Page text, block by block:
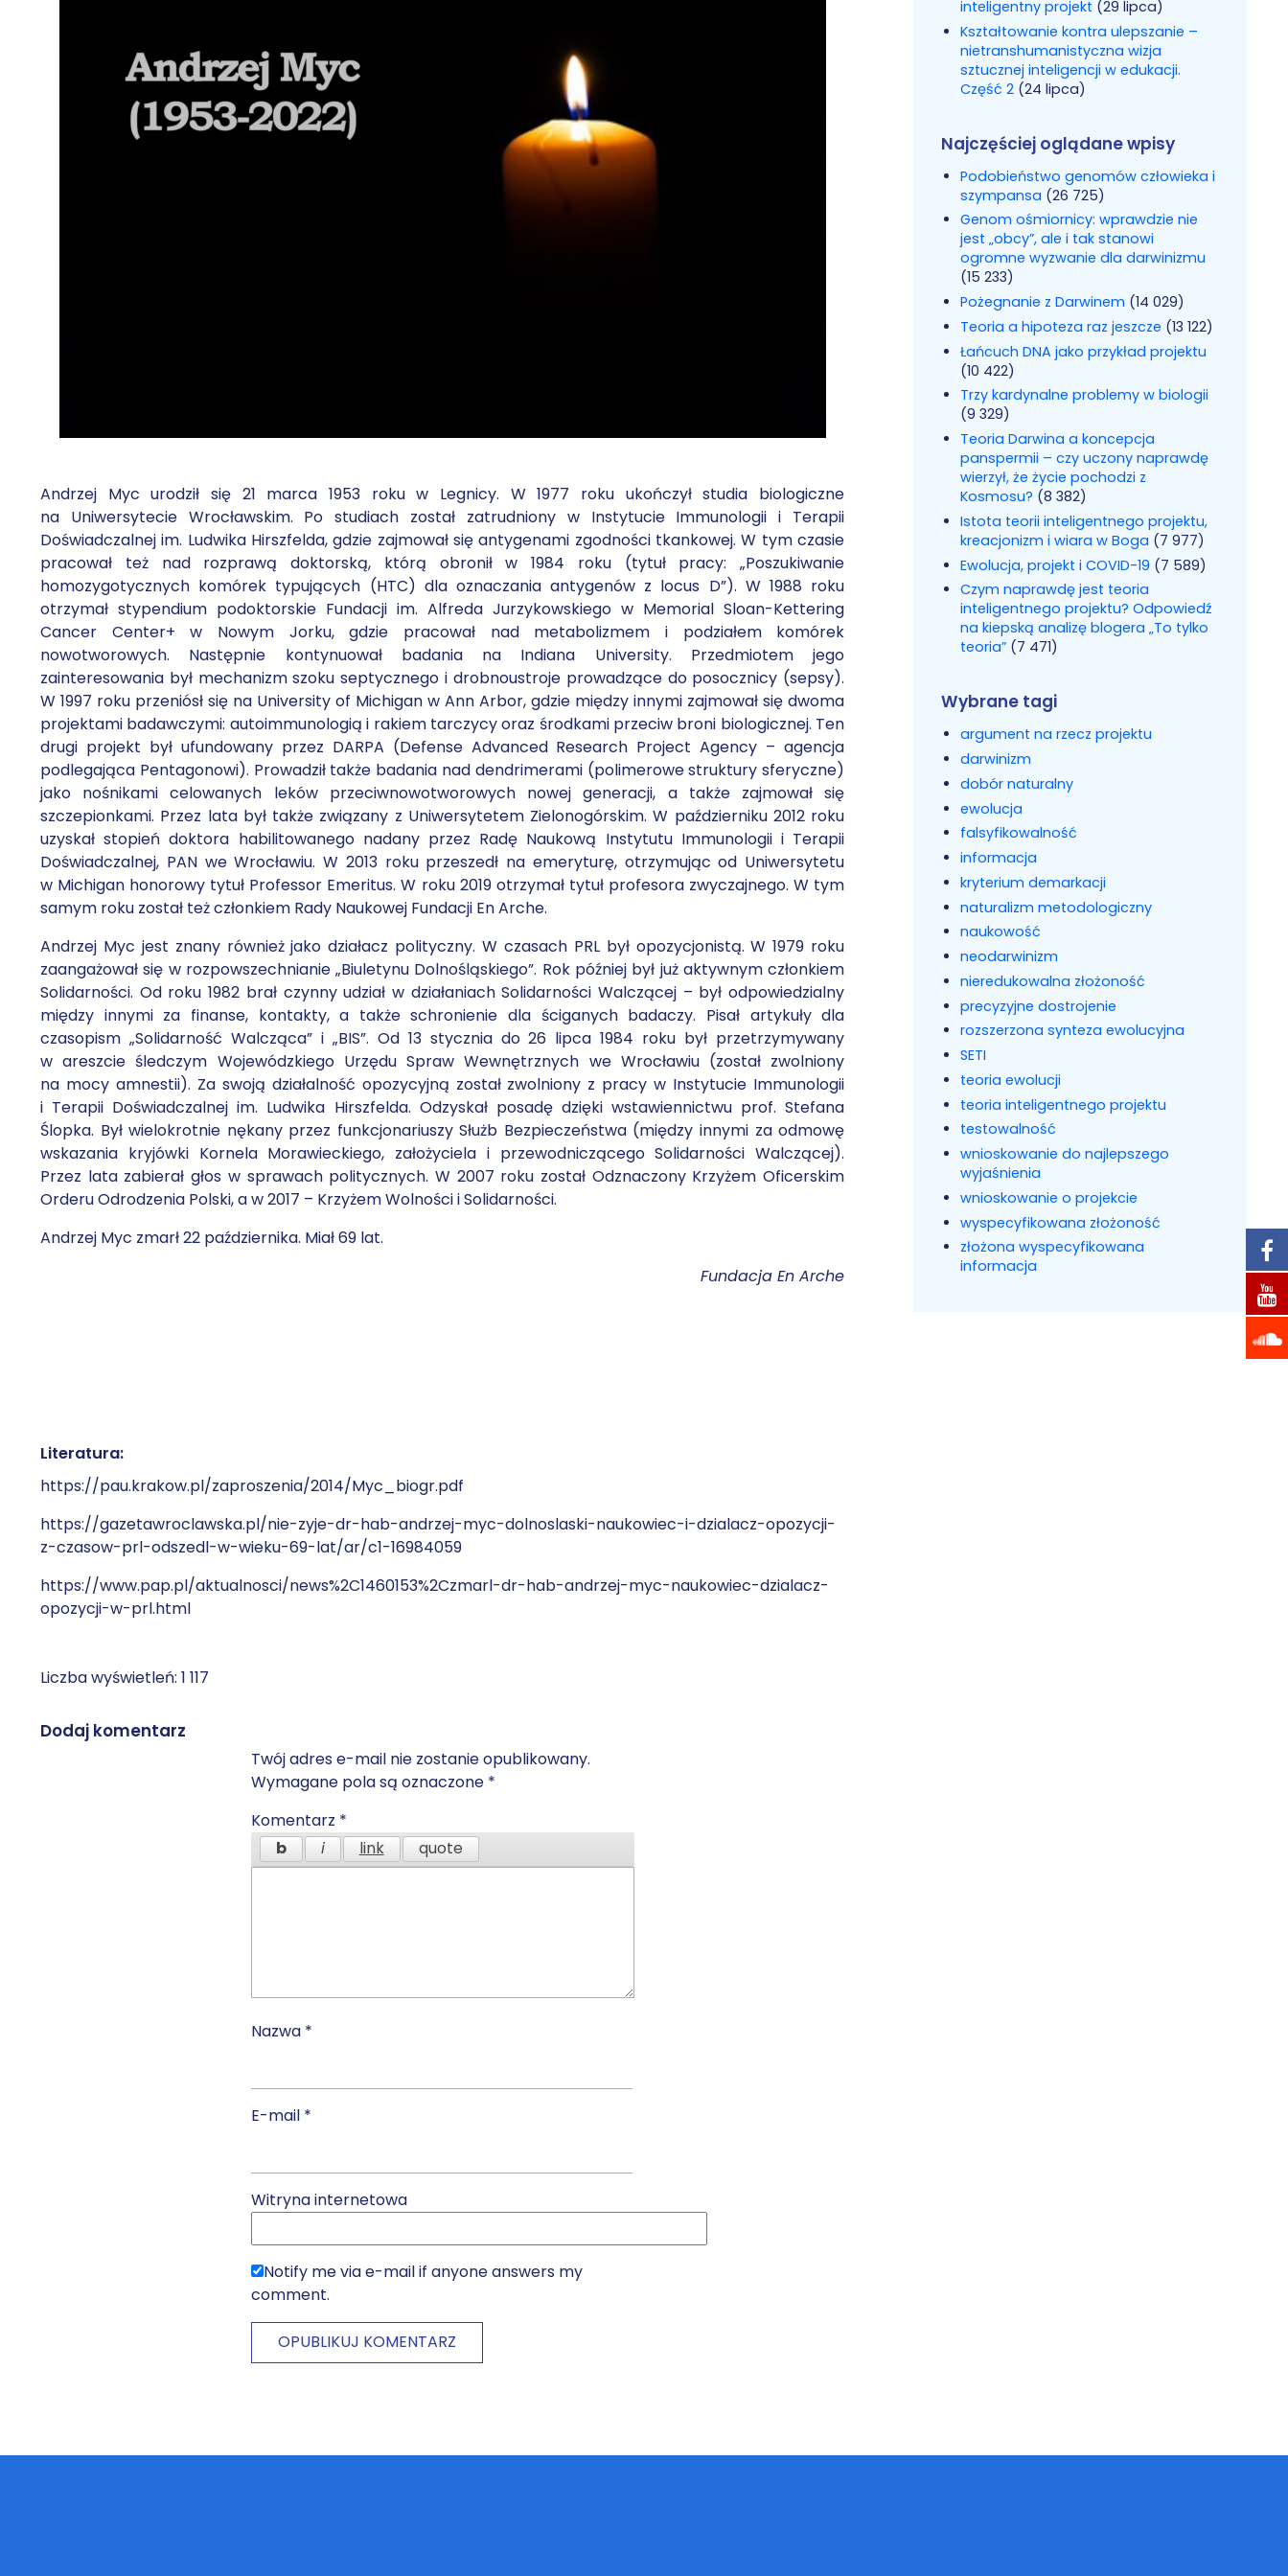
Andrzej Myc urodził się 21 marca 1953 roku w Legnicy. W 1977 roku ukończył studia biologiczne
na Uniwersytecie Wrocławskim. Po studiach został zatrudniony w Instytucie Immunologii i Terapii
Doświadczalnej im. Ludwika Hirszfelda, gdzie zajmował się antygenami zgodności tkankowej. W tym czasie
pracował też nad rozprawą doktorską, którą obronił w 1984 roku (tytuł pracy: „Poszukiwanie
homozygotycznych komórek typujących (HTC) dla oznaczania antygenów z locus D”). W 1988 roku
otrzymał stypendium podoktorskie Fundacji im. Alfreda Jurzykowskiego w Memorial Sloan-Kettering
Cancer Center+ w Nowym Jorku, gdzie pracował nad metabolizmem i podziałem komórek
nowotworowych. Następnie kontynuował badania na Indiana University. Przedmiotem jego
zainteresowania był mechanizm szoku septycznego i drobnoustroje prowadzące do posocznicy (sepsy).
W 1997 roku przeniósł się na University of Michigan w Ann Arbor, gdzie między innymi zajmował się dwoma
projektami badawczymi: autoimmunologią i rakiem tarczycy oraz środkami przeciw broni biologicznej. Ten
drugi projekt był ufundowany przez DARPA (Defense Advanced Research Project Agency – agencja
podlegająca Pentagonowi). Prowadził także badania nad dendrimerami (polimerowe struktury sferyczne)
jako nośnikami celowanych leków przeciwnowotworowych nowej generacji, a także zajmował się
szczepionkami. Przez lata był także związany z Uniwersytetem Zielonogórskim. W październiku 2012 roku
uzyskał stopień doktora habilitowanego nadany przez Radę Naukową Instytutu Immunologii i Terapii
Doświadczalnej, PAN we Wrocławiu. W 2013 roku przeszedł na emeryturę, otrzymując od Uniwersytetu
w Michigan honorowy tytuł Professor Emeritus. W roku 2019 otrzymał tytuł profesora zwyczajnego. W tym
samym roku został też członkiem Rady Naukowej Fundacji En Arche.
Andrzej Myc jest znany również jako działacz polityczny. W czasach PRL był opozycjonistą. W 1979 roku
zaangażował się w rozpowszechnianie „Biuletynu Dolnośląskiego”. Rok później był już aktywnym członkiem
Solidarności. Od roku 1982 brał czynny udział w działaniach Solidarności Walczącej – był odpowiedzialny
między innymi za finanse, kontakty, a także schronienie dla ściganych badaczy. Pisał artykuły dla
czasopism „Solidarność Walcząca” i „BIS”. Od 13 stycznia do 26 lipca 1984 roku był przetrzymywany
w areszcie śledczym Wojewódzkiego Urzędu Spraw Wewnętrznych we Wrocławiu (został zwolniony
na mocy amnestii). Za swoją działalność opozycyjną został zwolniony z pracy w Instytucie Immunologii
i Terapii Doświadczalnej im. Ludwika Hirszfelda. Odzyskał posadę dzięki wstawiennictwu prof. Stefana
Ślopka. Był wielokrotnie nękany przez funkcjonariuszy Służb Bezpieczeństwa (między innymi za odmowę
wskazania kryjówki Kornela Morawieckiego, założyciela i przewodniczącego Solidarności Walczącej).
Przez lata zabierał głos w sprawach politycznych. W 2007 roku został Odznaczony Krzyżem Oficerskim
Orderu Odrodzenia Polski, a w 2017 – Krzyżem Wolności i Solidarności.
Andrzej Myc zmarł 22 października. Miał 69 lat.
Fundacja En Arche
Literatura:
https://pau.krakow.pl/zaproszenia/2014/Myc_biogr.pdf
https://gazetawroclawska.pl/nie-zyje-dr-hab-andrzej-myc-dolnoslaski-naukowiec-i-dzialacz-opozycji-
z-czasow-prl-odszedl-w-wieku-69-lat/ar/c1-16984059
https://www.pap.pl/aktualnosci/news%2C1460153%2Czmarl-dr-hab-andrzej-myc-naukowiec-dzialacz-
opozycji-w-prl.html
Liczba wyświetleń: 1 117
Dodaj komentarz
Twój adres e-mail nie zostanie opublikowany.
Wymagane pola są oznaczone *
Komentarz *
Nazwa *
E-mail *
Witryna internetowa
Notify me via e-mail if anyone answers my
comment.
inteligentny projekt (29 lipca)
Kształtowanie kontra ulepszanie –
nietranshumanistyczna wizja
sztucznej inteligencji w edukacji.
Część 2 (24 lipca)
Najczęściej oglądane wpisy
Podobieństwo genomów człowieka i
szympansa (26 725)
Genom ośmiornicy: wprawdzie nie
jest „obcy”, ale i tak stanowi
ogromne wyzwanie dla darwinizmu
(15 233)
Pożegnanie z Darwinem (14 029)
Teoria a hipoteza raz jeszcze (13 122)
Łańcuch DNA jako przykład projektu
(10 422)
Trzy kardynalne problemy w biologii
(9 329)
Teoria Darwina a koncepcja
panspermii – czy uczony naprawdę
wierzył, że życie pochodzi z
Kosmosu? (8 382)
Istota teorii inteligentnego projektu,
kreacjonizm i wiara w Boga (7 977)
Ewolucja, projekt i COVID-19 (7 589)
Czym naprawdę jest teoria
inteligentnego projektu? Odpowiedź
na kiepską analizę blogera „To tylko
teoria” (7 471)
Wybrane tagi
argument na rzecz projektu
darwinizm
dobór naturalny
ewolucja
falsyfikowalność
informacja
kryterium demarkacji
naturalizm metodologiczny
naukowość
neodarwinizm
nieredukowalna złożoność
precyzyjne dostrojenie
rozszerzona synteza ewolucyjna
SETI
teoria ewolucji
teoria inteligentnego projektu
testowalność
wnioskowanie do najlepszego
wyjaśnienia
wnioskowanie o projekcie
wyspecyfikowana złożoność
złożona wyspecyfikowana
informacja